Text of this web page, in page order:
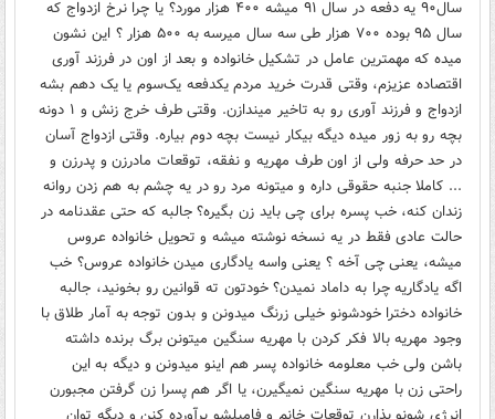
سال۹۰ یه دفعه در سال ۹۱ میشه ۴۰۰ هزار مورد؟ یا چرا نرخ ازدواج که
سال ۹۵ بوده ۷۰۰ هزار طی سه سال میرسه به ۵۰۰ هزار ؟ این نشون
میده که مهمترین عامل در تشکیل خانواده و بعد از اون در فرزند آوری
اقتصاده عزیزم، وقتی قدرت خرید مردم یکدفعه یک‌سوم یا یک دهم بشه
ازدواج و فرزند آوری رو به تاخیر میندازن. وقتی طرف خرج زنش و ۱ دونه
بچه رو به زور میده دیگه بیکار نیست بچه دوم بیاره. وقتی ازدواج آسان‌
در حد حرفه ولی از اون طرف مهریه و نفقه، توقعات مادرزن و پدرزن و
... کاملا جنبه حقوقی داره و میتونه مرد رو در یه چشم به هم زدن روانه
زندان کنه، خب پسره برای چی باید زن بگیره؟ جالبه که حتی عقدنامه در
حالت عادی فقط در یه نسخه نوشته میشه و تحویل خانواده عروس
میشه، یعنی چی آخه ؟ یعنی واسه یادگاری میدن خانواده عروس؟ خب
اگه یادگاریه چرا به داماد نمیدن؟ خودتون ته قوانین رو بخونید، جالبه
خانواده دخترا خودشونو خیلی زرنگ میدونن و بدون توجه به آمار طلاق با
وجود مهریه بالا فکر کردن با مهریه سنگین میتونن برگ برنده داشته
باشن ولی خب معلومه خانواده پسر هم اینو میدونن و دیگه به این
راحتی زن با مهریه سنگین نمیگیرن، یا اگر هم پسرا زن گرفتن مجبورن